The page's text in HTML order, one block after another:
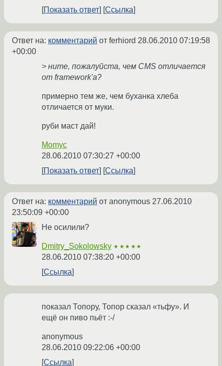
Показать ответ
Ссылка
Ответ на: комментарий от ferhiord 28.06.2010 07:19:58
+00:00
> ните, пожалуйста, чем CMS отличается
от framework'а?
примерно тем же, чем буханка хлеба
отличается от муки.
руби маст дай!
Momyc
28.06.2010 07:30:27 +00:00
Показать ответ
Ссылка
Ответ на: комментарий от anonymous 27.06.2010
23:50:09 +00:00
Не осилили?
Dmitry_Sokolowsky ★★★★★
28.06.2010 07:38:20 +00:00
Ссылка
показал Топору, Топор сказал «тьфу». И
ещё он пиво пьёт :-/
anonymous
28.06.2010 09:22:06 +00:00
Ссылка